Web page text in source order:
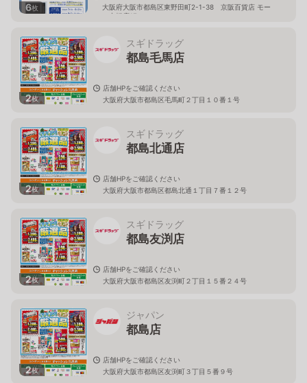
6枚
大阪府大阪市都島区東野田町2-1-38 京阪百貨店 モー
ル京橋店1F
2枚
スギドラッグ
都島毛馬店
店舗HPをご確認ください
大阪府大阪市都島区毛馬町２丁目１０番１号
2枚
スギドラッグ
都島北通店
店舗HPをご確認ください
大阪府大阪市都島区都島北通１丁目７番１２号
2枚
スギドラッグ
都島友渕店
店舗HPをご確認ください
大阪府大阪市都島区友渕町２丁目１５番２４号
2枚
ジャパン
都島店
店舗HPをご確認ください
大阪府大阪市都島区友渕町３丁目５番９号